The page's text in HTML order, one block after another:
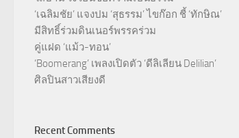
‘เฉลิมชัย’ แจงปม ‘สุธรรม’ ไขก๊อก ชี้ ‘ทักษิณ’
มีสิทธิ์ร่วมดินเนอร์พรรคร่วม
คู่แฝด ‘แม้ว-ทอน’
‘Boomerang’ เพลงเปิดตัว ‘ดีลิเลียน Delilian’
ศิลปินสาวเสียงดี
Recent Comments